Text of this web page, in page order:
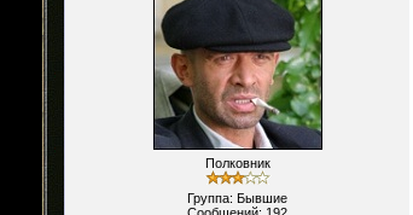
Полковник
Группа: Бывшие